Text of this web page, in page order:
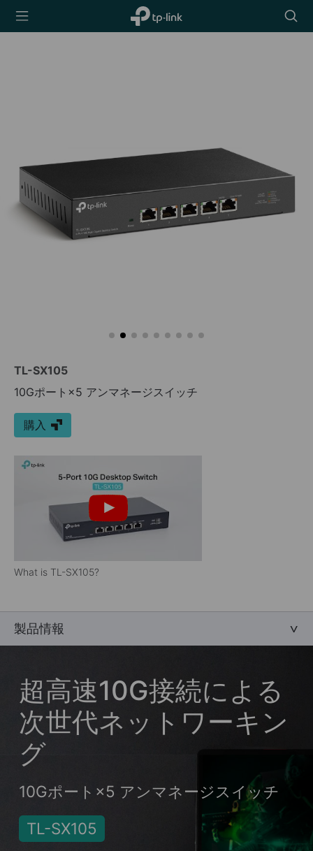
TP-Link,
Reliably
icon
TL-SX105
10Gポート×5 アンマネージスイッチ
購入
What is TL-SX105?
製品情報
超高速10G接続による
次世代ネットワーキン
グ
10Gポート×5 アンマネージスイッチ
TL-SX105